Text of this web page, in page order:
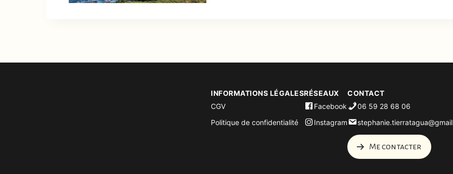
INFORMATIONS LÉGALES
CGV
Politique de confidentialité
RÉSEAUX
Facebook
Instagram
CONTACT
06 59 28 68 06
Me contacter